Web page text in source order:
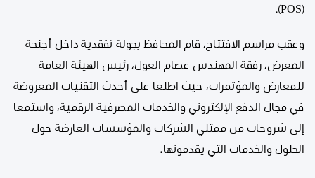
(POS).
وعقب مراسم الافتتاح، قام المحافظ بجولة تفقدية داخل أجنحة
المعرض، رفقة المهندس عصام العول، رئيس الهيئة العامة
للمعارض والمؤتمرات، حيث اطلعا على أحدث التقنيات المعروضة
في مجال الدفع الإلكتروني والخدمات المصرفية الرقمية، واستمعا
إلى شروحات من ممثلي الشركات والمؤسسات العارضة حول
الحلول والخدمات التي يقدمونها.